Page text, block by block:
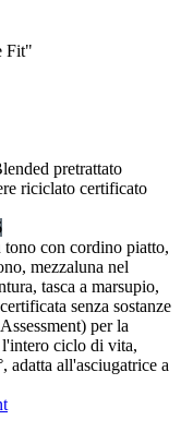
Fit"
pretrattato
riciclato certificato
con cordino piatto,
mezzaluna nel
tasca a marsupio,
senza sostanze
per la
ciclo di vita,
adatta all'asciugatrice a